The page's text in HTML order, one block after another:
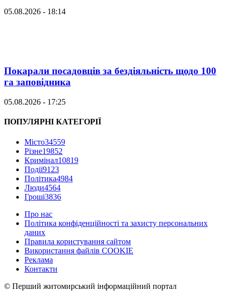
05.08.2026 - 18:14
Покарали посадовців за бездіяльність щодо 100
га заповідника
05.08.2026 - 17:25
ПОПУЛЯРНІ КАТЕГОРІЇ
Місто34559
Різне19852
Кримінал10819
Події9123
Політика4984
Люди4564
Гроші3836
Про нас
Політика конфіденційності та захисту персональних
даних
Правила користування сайтом
Використання файлів COOKIE
Реклама
Контакти
© Перший житомирський інформаційний портал